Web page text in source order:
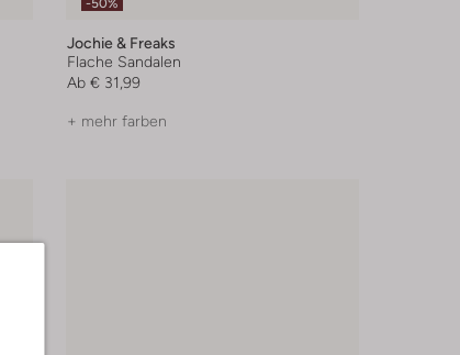
-50%
Jochie & Freaks
Flache Sandalen
Ab € 31,99
+ mehr farben